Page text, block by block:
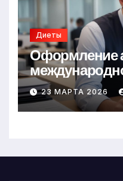
Диеты
Оформление
23 МАРТА 2026